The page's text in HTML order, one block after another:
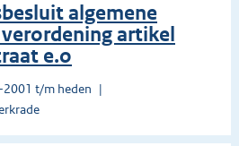
algemene
artikel
e.o
t/m heden